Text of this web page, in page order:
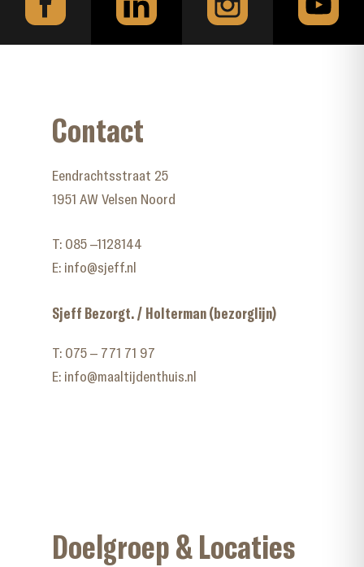
Contact
Eendrachtsstraat 25
1951 AW Velsen Noord
T: 085 –1128144
E: info@sjeff.nl
Sjeff Bezorgt. / Holterman (bezorglijn)
T: 075 – 771 71 97
E: info@maaltijdenthuis.nl
Doelgroep & Locaties